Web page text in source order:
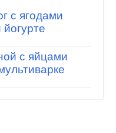
с ягодами
с яйцами